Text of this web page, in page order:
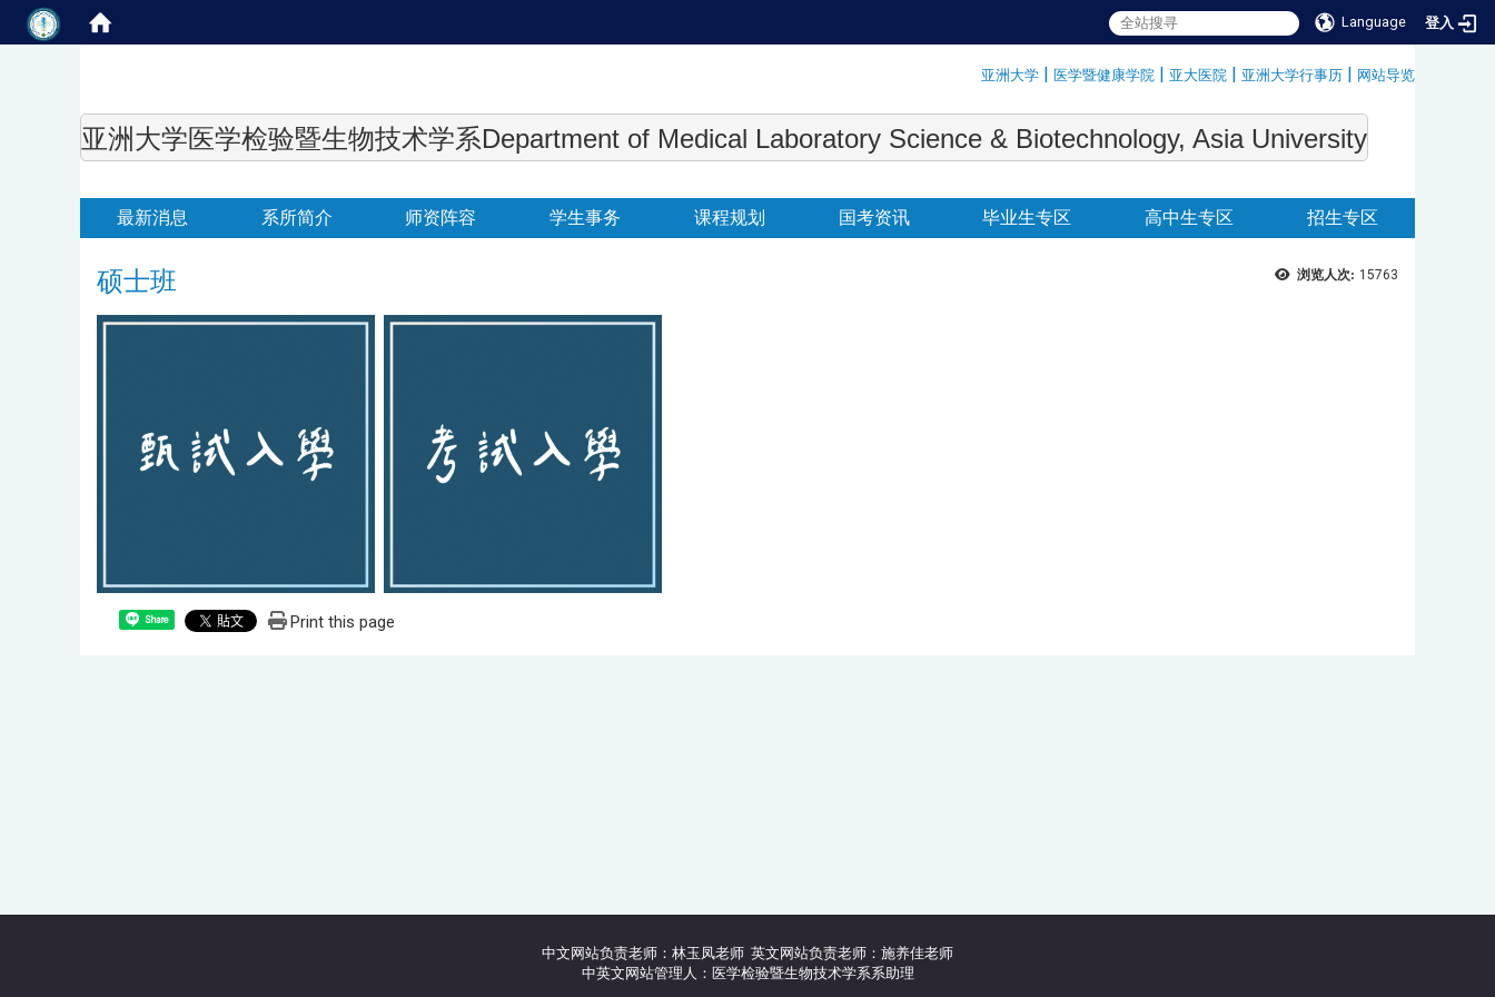
Language 登入
亚洲大学 | 医学暨健康学院 | 亚大医院 | 亚洲大学行事历 | 网站导览
亚洲大学医学检验暨生物技术学系Department of Medical Laboratory Science & Biotechnology, Asia University
:::
最新消息 系所简介 师资阵容 学生事务 课程规划 国考资讯 毕业生专区 高中生专区 招生专区
浏览人次: 15763
硕士班
Share Print this page
中文网站负责老师：林玉凤老师 英文网站负责老师：施养佳老师
中英文网站管理人：医学检验暨生物技术学系系助理